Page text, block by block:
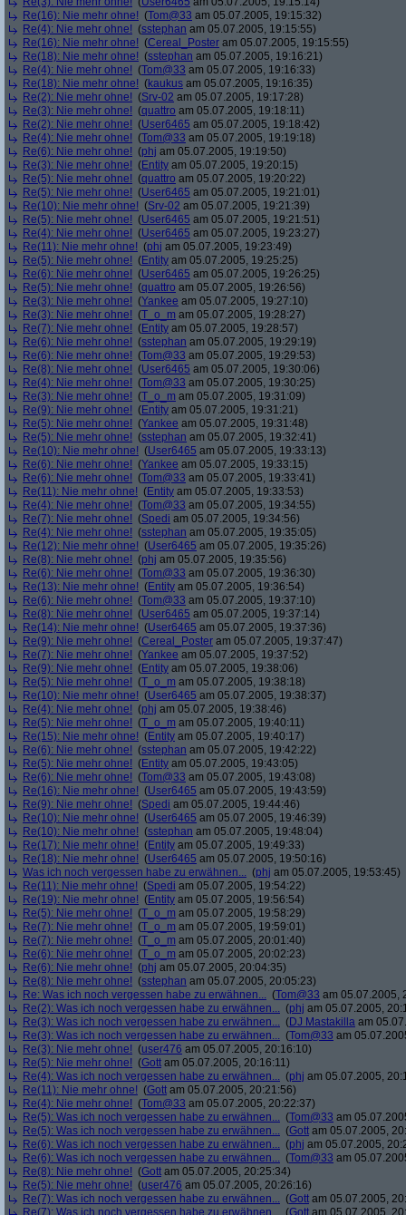
Re(16): Nie mehr ohne! (Tom@33 am 05.07.2005, 19:15:32)
Re(4): Nie mehr ohne! (sstephan am 05.07.2005, 19:15:55)
Re(16): Nie mehr ohne! (Cereal_Poster am 05.07.2005, 19:15:55)
Re(18): Nie mehr ohne! (sstephan am 05.07.2005, 19:16:21)
Re(4): Nie mehr ohne! (Tom@33 am 05.07.2005, 19:16:33)
Re(18): Nie mehr ohne! (kaukus am 05.07.2005, 19:16:35)
Re(2): Nie mehr ohne! (Srv-02 am 05.07.2005, 19:17:28)
Re(3): Nie mehr ohne! (quattro am 05.07.2005, 19:18:11)
Re(2): Nie mehr ohne! (User6465 am 05.07.2005, 19:18:42)
Re(4): Nie mehr ohne! (Tom@33 am 05.07.2005, 19:19:18)
Re(6): Nie mehr ohne! (phj am 05.07.2005, 19:19:50)
Re(3): Nie mehr ohne! (Entity am 05.07.2005, 19:20:15)
Re(5): Nie mehr ohne! (quattro am 05.07.2005, 19:20:22)
Re(5): Nie mehr ohne! (User6465 am 05.07.2005, 19:21:01)
Re(10): Nie mehr ohne! (Srv-02 am 05.07.2005, 19:21:39)
Re(5): Nie mehr ohne! (User6465 am 05.07.2005, 19:21:51)
Re(4): Nie mehr ohne! (User6465 am 05.07.2005, 19:23:27)
Re(11): Nie mehr ohne! (phj am 05.07.2005, 19:23:49)
Re(5): Nie mehr ohne! (Entity am 05.07.2005, 19:25:25)
Re(6): Nie mehr ohne! (User6465 am 05.07.2005, 19:26:25)
Re(5): Nie mehr ohne! (quattro am 05.07.2005, 19:26:56)
Re(3): Nie mehr ohne! (Yankee am 05.07.2005, 19:27:10)
Re(3): Nie mehr ohne! (T_o_m am 05.07.2005, 19:28:27)
Re(7): Nie mehr ohne! (Entity am 05.07.2005, 19:28:57)
Re(6): Nie mehr ohne! (sstephan am 05.07.2005, 19:29:19)
Re(6): Nie mehr ohne! (Tom@33 am 05.07.2005, 19:29:53)
Re(8): Nie mehr ohne! (User6465 am 05.07.2005, 19:30:06)
Re(4): Nie mehr ohne! (Tom@33 am 05.07.2005, 19:30:25)
Re(3): Nie mehr ohne! (T_o_m am 05.07.2005, 19:31:09)
Re(9): Nie mehr ohne! (Entity am 05.07.2005, 19:31:21)
Re(5): Nie mehr ohne! (Yankee am 05.07.2005, 19:31:48)
Re(5): Nie mehr ohne! (sstephan am 05.07.2005, 19:32:41)
Re(10): Nie mehr ohne! (User6465 am 05.07.2005, 19:33:13)
Re(6): Nie mehr ohne! (Yankee am 05.07.2005, 19:33:15)
Re(6): Nie mehr ohne! (Tom@33 am 05.07.2005, 19:33:41)
Re(11): Nie mehr ohne! (Entity am 05.07.2005, 19:33:53)
Re(4): Nie mehr ohne! (Tom@33 am 05.07.2005, 19:34:55)
Re(7): Nie mehr ohne! (Spedi am 05.07.2005, 19:34:56)
Re(4): Nie mehr ohne! (sstephan am 05.07.2005, 19:35:05)
Re(12): Nie mehr ohne! (User6465 am 05.07.2005, 19:35:26)
Re(8): Nie mehr ohne! (phj am 05.07.2005, 19:35:56)
Re(6): Nie mehr ohne! (Tom@33 am 05.07.2005, 19:36:30)
Re(13): Nie mehr ohne! (Entity am 05.07.2005, 19:36:54)
Re(6): Nie mehr ohne! (Tom@33 am 05.07.2005, 19:37:10)
Re(8): Nie mehr ohne! (User6465 am 05.07.2005, 19:37:14)
Re(14): Nie mehr ohne! (User6465 am 05.07.2005, 19:37:36)
Re(9): Nie mehr ohne! (Cereal_Poster am 05.07.2005, 19:37:47)
Re(7): Nie mehr ohne! (Yankee am 05.07.2005, 19:37:52)
Re(9): Nie mehr ohne! (Entity am 05.07.2005, 19:38:06)
Re(5): Nie mehr ohne! (T_o_m am 05.07.2005, 19:38:18)
Re(10): Nie mehr ohne! (User6465 am 05.07.2005, 19:38:37)
Re(4): Nie mehr ohne! (phj am 05.07.2005, 19:38:46)
Re(5): Nie mehr ohne! (T_o_m am 05.07.2005, 19:40:11)
Re(15): Nie mehr ohne! (Entity am 05.07.2005, 19:40:17)
Re(6): Nie mehr ohne! (sstephan am 05.07.2005, 19:42:22)
Re(5): Nie mehr ohne! (Entity am 05.07.2005, 19:43:05)
Re(6): Nie mehr ohne! (Tom@33 am 05.07.2005, 19:43:08)
Re(16): Nie mehr ohne! (User6465 am 05.07.2005, 19:43:59)
Re(9): Nie mehr ohne! (Spedi am 05.07.2005, 19:44:46)
Re(10): Nie mehr ohne! (User6465 am 05.07.2005, 19:46:39)
Re(10): Nie mehr ohne! (sstephan am 05.07.2005, 19:48:04)
Re(17): Nie mehr ohne! (Entity am 05.07.2005, 19:49:33)
Re(18): Nie mehr ohne! (User6465 am 05.07.2005, 19:50:16)
Was ich noch vergessen habe zu erwähnen... (phj am 05.07.2005, 19:53:45)
Re(11): Nie mehr ohne! (Spedi am 05.07.2005, 19:54:22)
Re(19): Nie mehr ohne! (Entity am 05.07.2005, 19:56:54)
Re(5): Nie mehr ohne! (T_o_m am 05.07.2005, 19:58:29)
Re(7): Nie mehr ohne! (T_o_m am 05.07.2005, 19:59:01)
Re(7): Nie mehr ohne! (T_o_m am 05.07.2005, 20:01:40)
Re(6): Nie mehr ohne! (T_o_m am 05.07.2005, 20:02:23)
Re(6): Nie mehr ohne! (phj am 05.07.2005, 20:04:35)
Re(8): Nie mehr ohne! (sstephan am 05.07.2005, 20:05:23)
Re: Was ich noch vergessen habe zu erwähnen... (Tom@33 am 05.07.2005,
Re(2): Was ich noch vergessen habe zu erwähnen... (phj am 05.07.2005,
Re(3): Was ich noch vergessen habe zu erwähnen... (DJ Mastakilla am
Re(3): Was ich noch vergessen habe zu erwähnen... (Tom@33 am
Re(3): Nie mehr ohne! (user476 am 05.07.2005, 20:16:10)
Re(5): Nie mehr ohne! (Gott am 05.07.2005, 20:16:11)
Re(4): Was ich noch vergessen habe zu erwähnen... (phj am 05.07.2005,
Re(11): Nie mehr ohne! (Gott am 05.07.2005, 20:21:56)
Re(4): Nie mehr ohne! (Tom@33 am 05.07.2005, 20:22:37)
Re(5): Was ich noch vergessen habe zu erwähnen... (Tom@33 am
Re(5): Was ich noch vergessen habe zu erwähnen... (Gott am 05.07.2005,
Re(6): Was ich noch vergessen habe zu erwähnen... (phj am 05.07.2005,
Re(6): Was ich noch vergessen habe zu erwähnen... (Tom@33 am
Re(8): Nie mehr ohne! (Gott am 05.07.2005, 20:25:34)
Re(5): Nie mehr ohne! (user476 am 05.07.2005, 20:26:16)
Re(7): Was ich noch vergessen habe zu erwähnen... (Gott am 05.07.2005,
Re(7): Was ich noch vergessen habe zu erwähnen... (Gott am 05.07.2005,